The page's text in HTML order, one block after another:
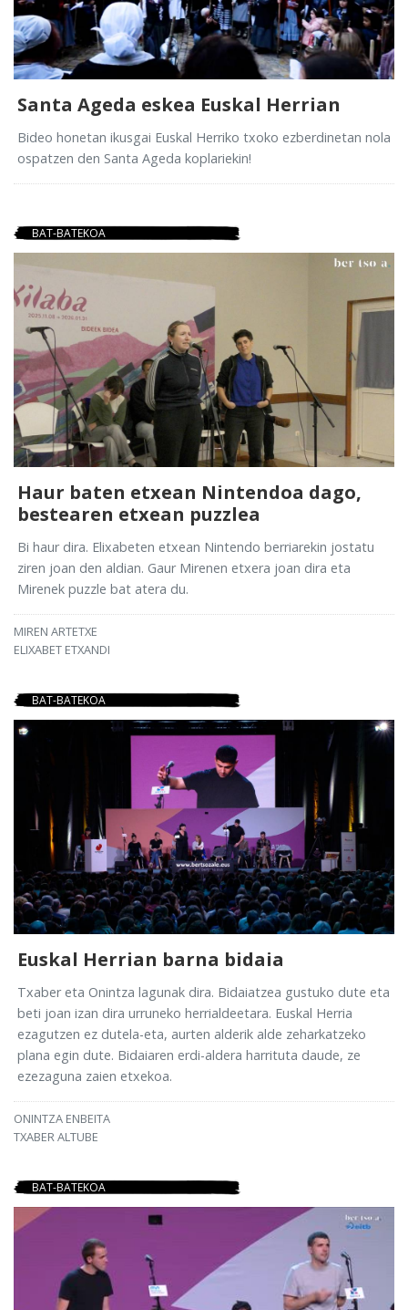
Santa Ageda eskea Euskal Herrian
Bideo honetan ikusgai Euskal Herriko txoko ezberdinetan nola
ospatzen den Santa Ageda koplariekin!
BAT-BATEKOA
Haur baten etxean Nintendoa dago,
bestearen etxean puzzlea
Bi haur dira. Elixabeten etxean Nintendo berriarekin jostatu
ziren joan den aldian. Gaur Mirenen etxera joan dira eta
Mirenek puzzle bat atera du.
MIREN ARTETXE
ELIXABET ETXANDI
BAT-BATEKOA
Euskal Herrian barna bidaia
Txaber eta Onintza lagunak dira. Bidaiatzea gustuko dute eta
beti joan izan dira urruneko herrialdeetara. Euskal Herria
ezagutzen ez dutela-eta, aurten alderik alde zeharkatzeko
plana egin dute. Bidaiaren erdi-aldera harrituta daude, ze
ezezaguna zaien etxekoa.
ONINTZA ENBEITA
TXABER ALTUBE
BAT-BATEKOA